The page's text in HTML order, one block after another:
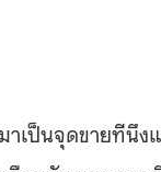
าเป็นจุดขายทีนึ